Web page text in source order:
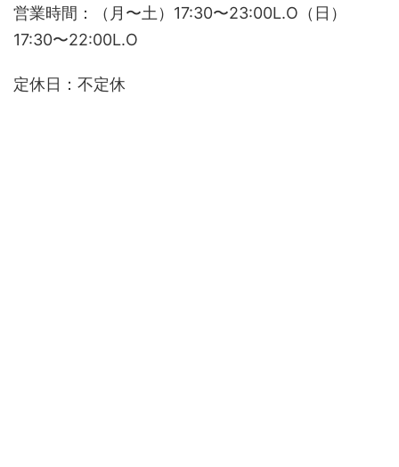
営業時間：（月〜土）17:30〜23:00L.O（日）
17:30〜22:00L.O
定休日：不定休